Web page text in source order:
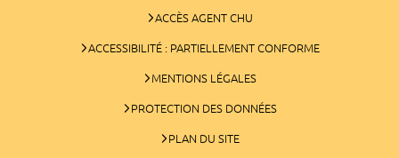
ACCÈS AGENT CHU
ACCESSIBILITÉ : PARTIELLEMENT CONFORME
MENTIONS LÉGALES
PROTECTION DES DONNÉES
PLAN DU SITE